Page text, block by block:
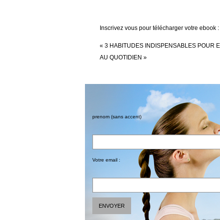
Inscrivez vous pour télécharger votre ebook :
« 3 HABITUDES INDISPENSABLES POUR
AU QUOTIDIEN »
prenom (sans accent)
Votre email :